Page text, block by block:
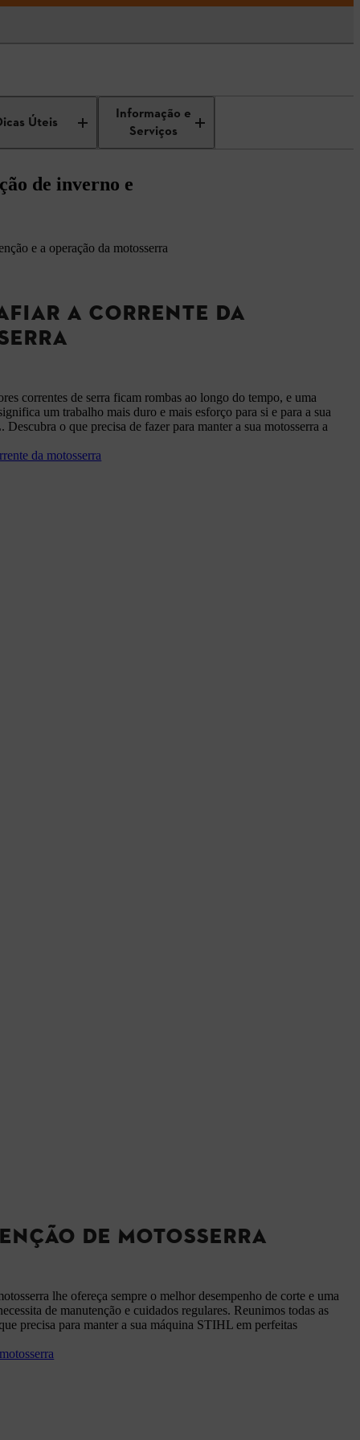
Úteis
Informação e
Serviços
de inverno e
e a operação da motosserra
A CORRENTE DA
correntes de serra ficam rombas ao longo do tempo, e uma
um trabalho mais duro e mais esforço para si e para a sua
o que precisa de fazer para manter a sua motosserra a
da motosserra
DE MOTOSSERRA
lhe ofereça sempre o melhor desempenho de corte e uma
de manutenção e cuidados regulares. Reunimos todas as
precisa para manter a sua máquina STIHL em perfeitas